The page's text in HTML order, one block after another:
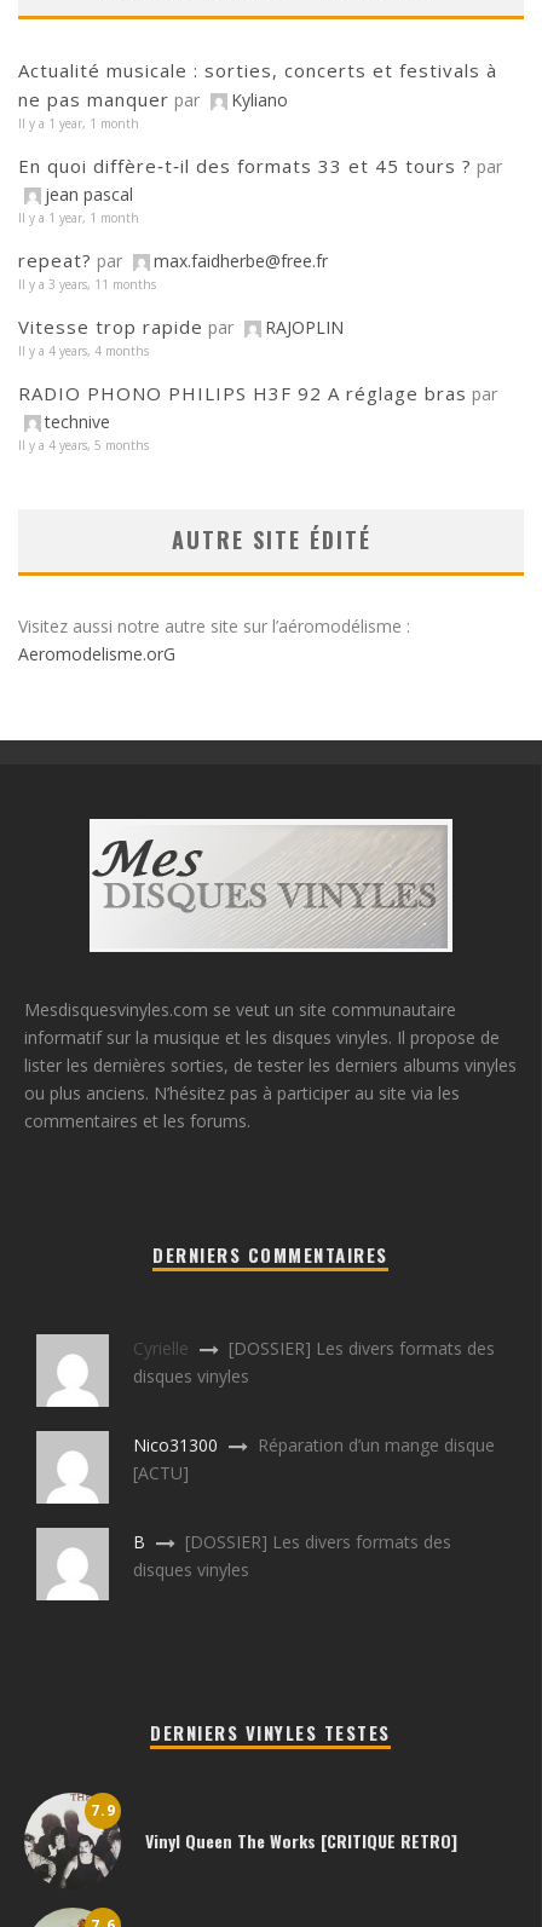
Actualité musicale : sorties, concerts et festivals à
ne pas manquer par Kyliano
Il y a 1 year, 1 month
En quoi diffère‑t‑il des formats 33 et 45 tours ? par
jean pascal
Il y a 1 year, 1 month
repeat? par max.faidherbe@free.fr
Il y a 3 years, 11 months
Vitesse trop rapide par RAJOPLIN
Il y a 4 years, 4 months
RADIO PHONO PHILIPS H3F 92 A réglage bras par
technive
Il y a 4 years, 5 months
AUTRE SITE ÉDITÉ
Visitez aussi notre autre site sur l’aéromodélisme :
Aeromodelisme.orG
Mesdisquesvinyles.com se veut un site communautaire
informatif sur la musique et les disques vinyles. Il propose de
lister les dernières sorties, de tester les derniers albums vinyles
ou plus anciens. N’hésitez pas à participer au site via les
commentaires et les forums.
DERNIERS COMMENTAIRES
Cyrielle
[DOSSIER] Les divers formats des
disques vinyles
Nico31300
Réparation d’un mange disque
[ACTU]
B
[DOSSIER] Les divers formats des
disques vinyles
DERNIERS VINYLES TESTES
7.9
Vinyl Queen The Works [CRITIQUE RETRO]